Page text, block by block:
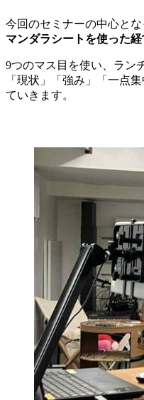
今回のセミナーの中心とな
マンダラシートを使った
9つのマス目を使い、ラン
「現状」「強み」「一点
ていきます。